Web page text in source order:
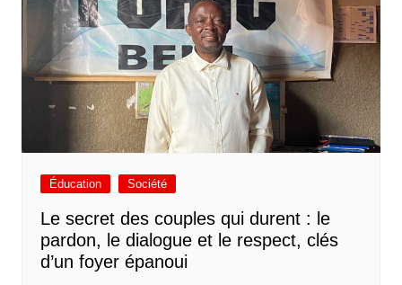
Éducation Société
Le secret des couples qui durent : le
pardon, le dialogue et le respect, clés
d’un foyer épanoui